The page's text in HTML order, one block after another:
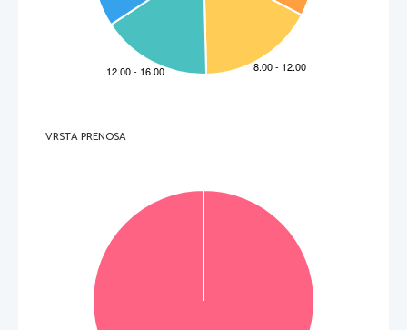
6.  Kandidati s posebnimi potrebami
7.  Primeri izpitnih vprašanj
VRSTA PRENOSA